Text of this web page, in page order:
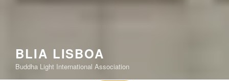
BLIA LISBOA
Buddha Light International Association